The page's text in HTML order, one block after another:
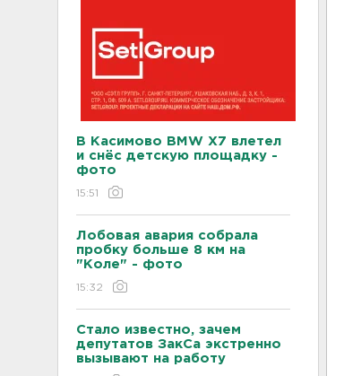
В Касимово BMW X7 влетел
и снёс детскую площадку -
фото
15:51
Лобовая авария собрала
пробку больше 8 км на
"Коле" - фото
15:32
Стало известно, зачем
депутатов ЗакСа экстренно
вызывают на работу